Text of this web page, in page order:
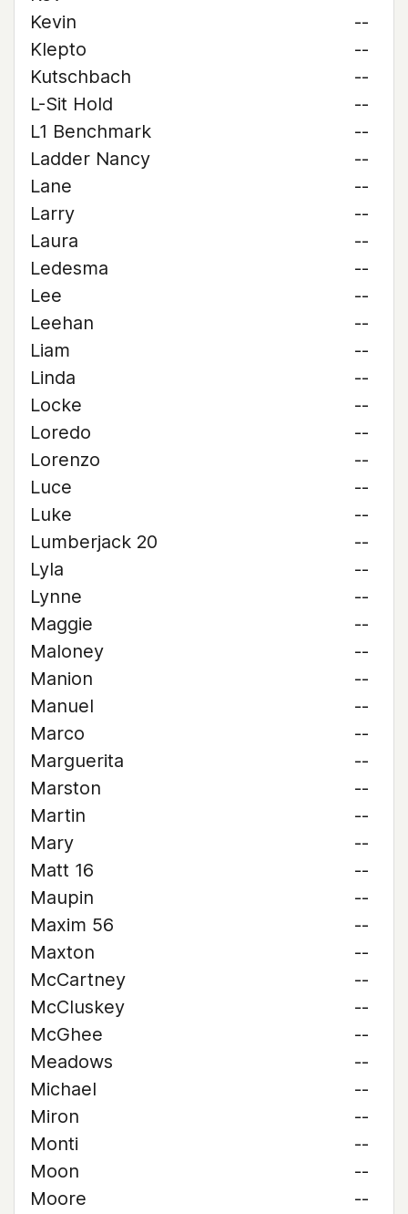
Kevin
--
Klepto
--
Kutschbach
--
L-Sit Hold
--
L1 Benchmark
--
Ladder Nancy
--
Lane
--
Larry
--
Laura
--
Ledesma
--
Lee
--
Leehan
--
Liam
--
Linda
--
Locke
--
Loredo
--
Lorenzo
--
Luce
--
Luke
--
Lumberjack 20
--
Lyla
--
Lynne
--
Maggie
--
Maloney
--
Manion
--
Manuel
--
Marco
--
Marguerita
--
Marston
--
Martin
--
Mary
--
Matt 16
--
Maupin
--
Maxim 56
--
Maxton
--
McCartney
--
McCluskey
--
McGhee
--
Meadows
--
Michael
--
Miron
--
Monti
--
Moon
--
Moore
--